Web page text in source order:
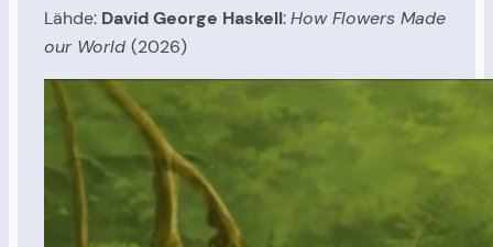
Lähde: David George Haskell:How Flowers Made
our World (2026)